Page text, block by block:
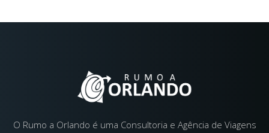
O Rumo a Orlando é uma Consultoria e Agência de Viagens